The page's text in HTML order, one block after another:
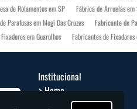
de Rolamentos em SP Fábrica de Arruelas em
Parafusos em Mogi Das Cruzes Fabricante de
em Guarulhos Fabricantes de Fixadores
Fornecedor de Rolamentos Industriais em São Paulo
Loja de Parafusos em Guarulhos
Rolamentos em Arujá Rolamentos Industriais em
Institucional
Home
Sobre Nós